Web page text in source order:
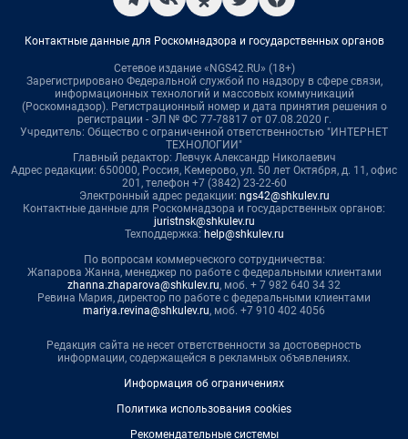
Контактные данные для Роскомнадзора и государственных органов
Сетевое издание «NGS42.RU» (18+)
Зарегистрировано Федеральной службой по надзору в сфере связи,
информационных технологий и массовых коммуникаций
(Роскомнадзор). Регистрационный номер и дата принятия решения о
регистрации - ЭЛ № ФС 77-78817 от 07.08.2020 г.
Учредитель: Общество с ограниченной ответственностью "ИНТЕРНЕТ
ТЕХНОЛОГИИ"
Главный редактор: Левчук Александр Николаевич
Адрес редакции: 650000, Россия, Кемерово, ул. 50 лет Октября, д. 11, офис
201, телефон +7 (3842) 23-22-60
Электронный адрес редакции: ngs42@shkulev.ru
Контактные данные для Роскомнадзора и государственных органов:
juristnsk@shkulev.ru
Техподдержка: help@shkulev.ru
По вопросам коммерческого сотрудничества:
Жапарова Жанна, менеджер по работе с федеральными клиентами
zhanna.zhaparova@shkulev.ru, моб. + 7 982 640 34 32
Ревина Мария, директор по работе с федеральными клиентами
mariya.revina@shkulev.ru, моб. +7 910 402 4056
Редакция сайта не несет ответственности за достоверность
информации, содержащейся в рекламных объявлениях.
Информация об ограничениях
Политика использования cookies
Рекомендательные системы